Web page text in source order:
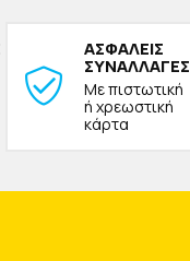
ΑΣΦΑΛΕΙΣ
ΣΥΝΑΛΛΑΓΕΣ
Με πιστωτική
ή χρεωστική
κάρτα